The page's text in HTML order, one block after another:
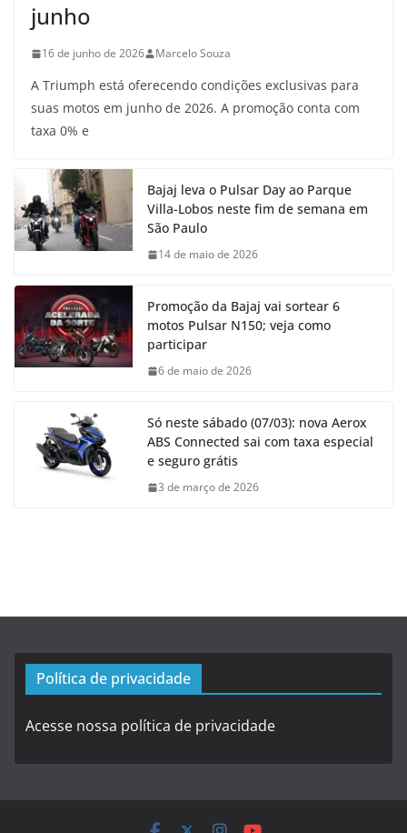
junho
16 de junho de 2026 Marcelo Souza
A Triumph está oferecendo condições exclusivas para
suas motos em junho de 2026. A promoção conta com
taxa 0% e
Bajaj leva o Pulsar Day ao Parque
Villa-Lobos neste fim de semana em
São Paulo
14 de maio de 2026
Promoção da Bajaj vai sortear 6
motos Pulsar N150; veja como
participar
6 de maio de 2026
Só neste sábado (07/03): nova Aerox
ABS Connected sai com taxa especial
e seguro grátis
3 de março de 2026
Política de privacidade
Acesse nossa política de privacidade